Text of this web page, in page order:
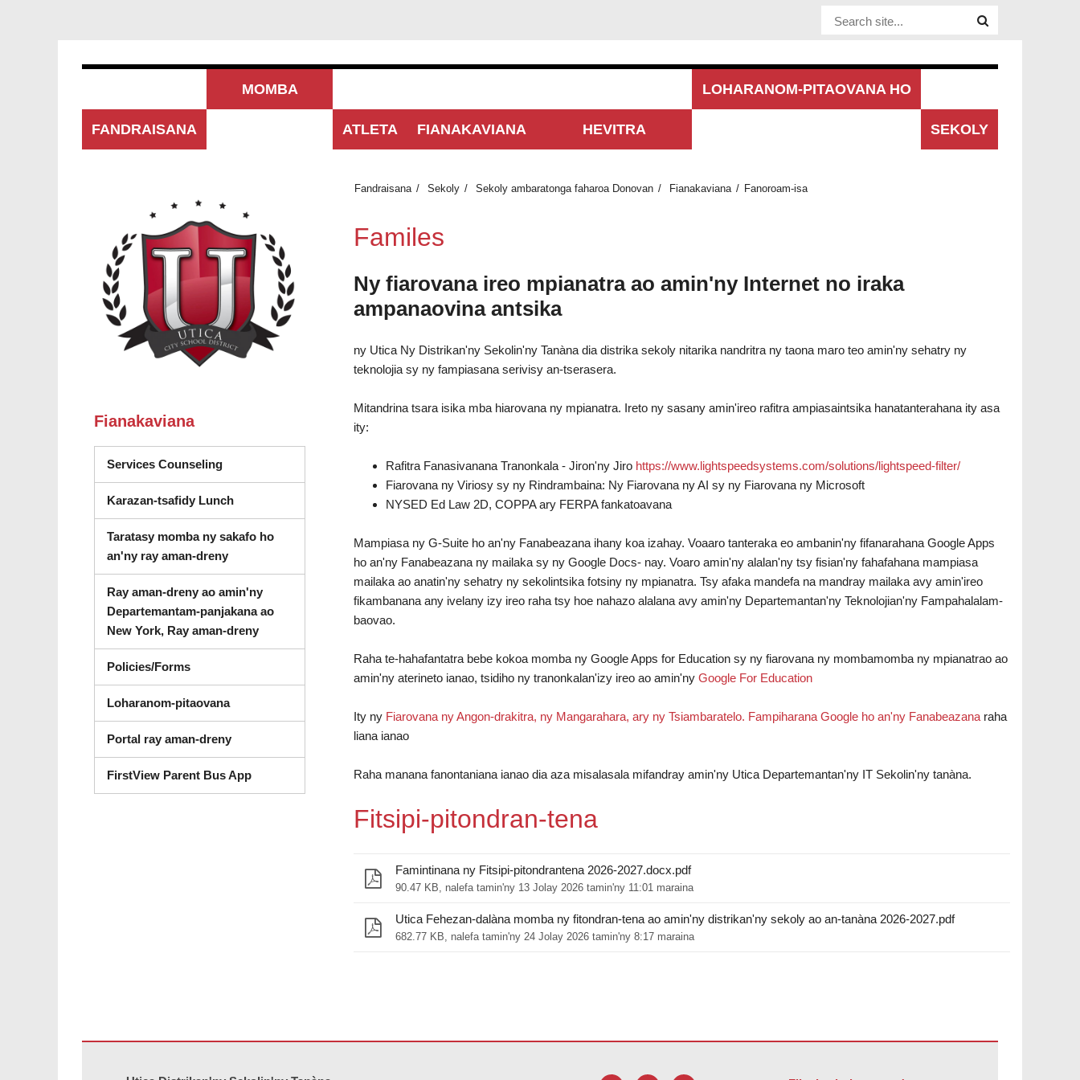
Website Site
FANDRAISANA
MOMBA
ATLETA FIANAKAVIANA HEVITRA
LOHARANOM-PITAOVANA HO
SEKOLY
Fandraisana Sekoly Sekoly ambaratonga faharoa Donovan Fianakaviana Fanoroam-isa
Familes
Ny fiarovana ireo mpianatra ao amin'ny Internet no iraka
ampanaovina antsika
ny Utica Ny Distrikan'ny Sekolin'ny Tanàna dia distrika sekoly nitarika nandritra ny taona maro teo amin'ny sehatry ny
teknolojia sy ny fampiasana serivisy an-tserasera.
Mitandrina tsara isika mba hiarovana ny mpianatra. Ireto ny sasany amin'ireo rafitra ampiasaintsika hanatanterahana ity asa
ity:
Rafitra Fanasivanana Tranonkala - Jiron'ny Jiro https://www.lightspeedsystems.com/solutions/lightspeed-filter/
Fiarovana ny Viriosy sy ny Rindrambaina: Ny Fiarovana ny AI sy ny Fiarovana ny Microsoft
NYSED Ed Law 2D, COPPA ary FERPA fankatoavana
Mampiasa ny G-Suite ho an'ny Fanabeazana ihany koa izahay. Voaaro tanteraka eo ambanin'ny fifanarahana Google Apps
ho an'ny Fanabeazana ny mailaka sy ny Google Docs- nay. Voaro amin'ny alalan'ny tsy fisian'ny fahafahana mampiasa
mailaka ao anatin'ny sehatry ny sekolintsika fotsiny ny mpianatra. Tsy afaka mandefa na mandray mailaka avy amin'ireo
fikambanana any ivelany izy ireo raha tsy hoe nahazo alalana avy amin'ny Departemantan'ny Teknolojian'ny Fampahalalam-
baovao.
Raha te-hahafantatra bebe kokoa momba ny Google Apps for Education sy ny fiarovana ny mombamomba ny mpianatrao ao
amin'ny aterineto ianao, tsidiho ny tranonkalan'izy ireo ao amin'ny Google For Education
Ity ny Fiarovana ny Angon-drakitra, ny Mangarahara, ary ny Tsiambaratelo. Fampiharana Google ho an'ny Fanabeazanaraha
liana ianao
Raha manana fanontaniana ianao dia aza misalasala mifandray amin'ny Utica Departemantan'ny IT Sekolin'ny tanàna.
Fitsipi-pitondran-tena
Famintinana ny Fitsipi-pitondrantena 2026-2027.docx.pdf
90.47 KB, nalefa tamin'ny 13 Jolay 2026 tamin'ny 11:01 maraina
Utica Fehezan-dalàna momba ny fitondran-tena ao amin'ny distrikan'ny sekoly ao an-tanàna 2026-2027.pdf
682.77 KB, nalefa tamin'ny 24 Jolay 2026 tamin'ny 8:17 maraina
Fianakaviana
Services Counseling(misokatra amin'ny varavarankely vaovao)
Karazan-tsafidy Lunch
Taratasy momba ny sakafo ho
an'ny ray aman-dreny
Ray aman-dreny ao amin'ny
Departemantam-panjakana ao
New York, Ray aman-drenyDashboard (sokafy amin'ny varavarankely vaovao)
Policies/Forms
Loharanom-pitaovana
Portal ray aman-dreny
FirstView Parent Bus App